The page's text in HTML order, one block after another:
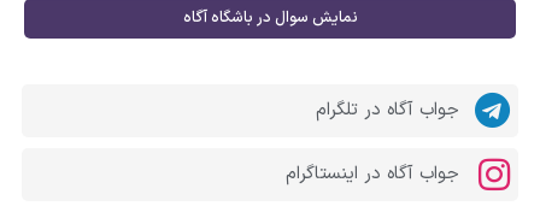
نمایش سوال در باشگاه آگاه
جواب آگاه در تلگرام
جواب آگاه در اینستاگرام